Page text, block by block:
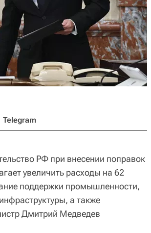
Telegram
РФ при внесении поправок
увеличить расходы на 62
поддержки промышленности,
а также
Дмитрий Медведев